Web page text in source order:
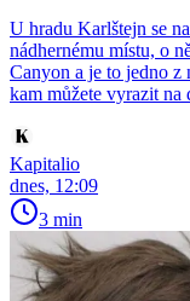
U hradu Karlštejn se
nádhernému místu, o
Canyon a je to jedno z
kam můžete vyrazit na
Kapitalio
dnes, 12:09
3 min